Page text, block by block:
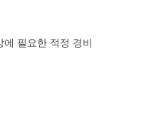
필요한 적정 경비